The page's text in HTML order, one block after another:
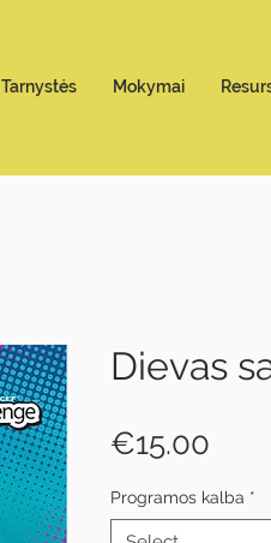
Tarnystės Mokymai
Dievas
€15.00
Programos kalba *